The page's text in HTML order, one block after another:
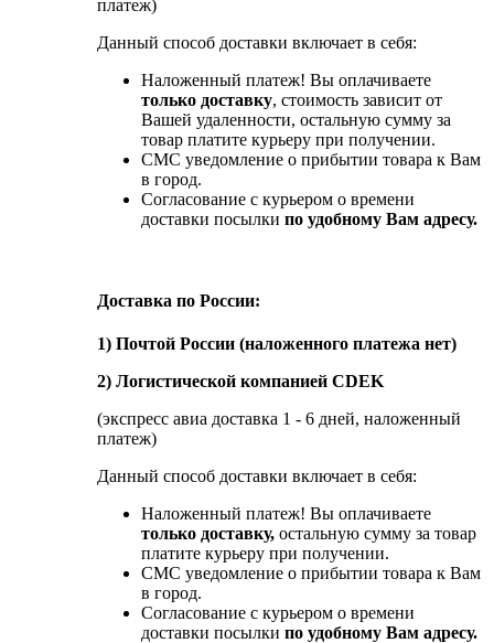
платеж)
Данный способ доставки включает в себя:
Наложенный платеж! Вы оплачиваете
только доставку, стоимость зависит от
Вашей удаленности, остальную сумму за
товар платите курьеру при получении.
СМС уведомление о прибытии товара к Вам
в город.
Согласование с курьером о времени
доставки посылки по удобному Вам адресу.
Доставка по России:
1) Почтой России (наложенного платежа нет)
2) Логистической компанией CDEK
(экспресс авиа доставка 1 - 6 дней, наложенный
платеж)
Данный способ доставки включает в себя:
Наложенный платеж! Вы оплачиваете
только доставку, остальную сумму за товар
платите курьеру при получении.
СМС уведомление о прибытии товара к Вам
в город.
Согласование с курьером о времени
доставки посылки по удобному Вам адресу.